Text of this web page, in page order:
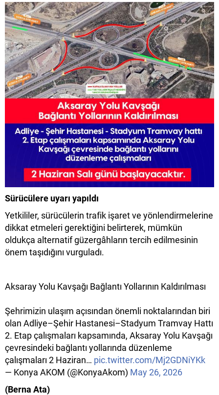
Sürücülere uyarı yapıldı
Yetkililer, sürücülerin trafik işaret ve yönlendirmelerine
dikkat etmeleri gerektiğini belirterek, mümkün
oldukça alternatif güzergâhların tercih edilmesinin
önem taşıdığını vurguladı.
Aksaray Yolu Kavşağı Bağlantı Yollarının Kaldırılması
Şehrimizin ulaşım açısından önemli noktalarından biri
olan Adliye–Şehir Hastanesi–Stadyum Tramvay Hattı
2. Etap çalışmaları kapsamında, Aksaray Yolu Kavşağı
çevresindeki bağlantı yollarında düzenleme
çalışmaları 2 Haziran… pic.twitter.com/Mj2GDNiYKk
— Konya AKOM (@KonyaAkom) May 26, 2026
(Berna Ata)